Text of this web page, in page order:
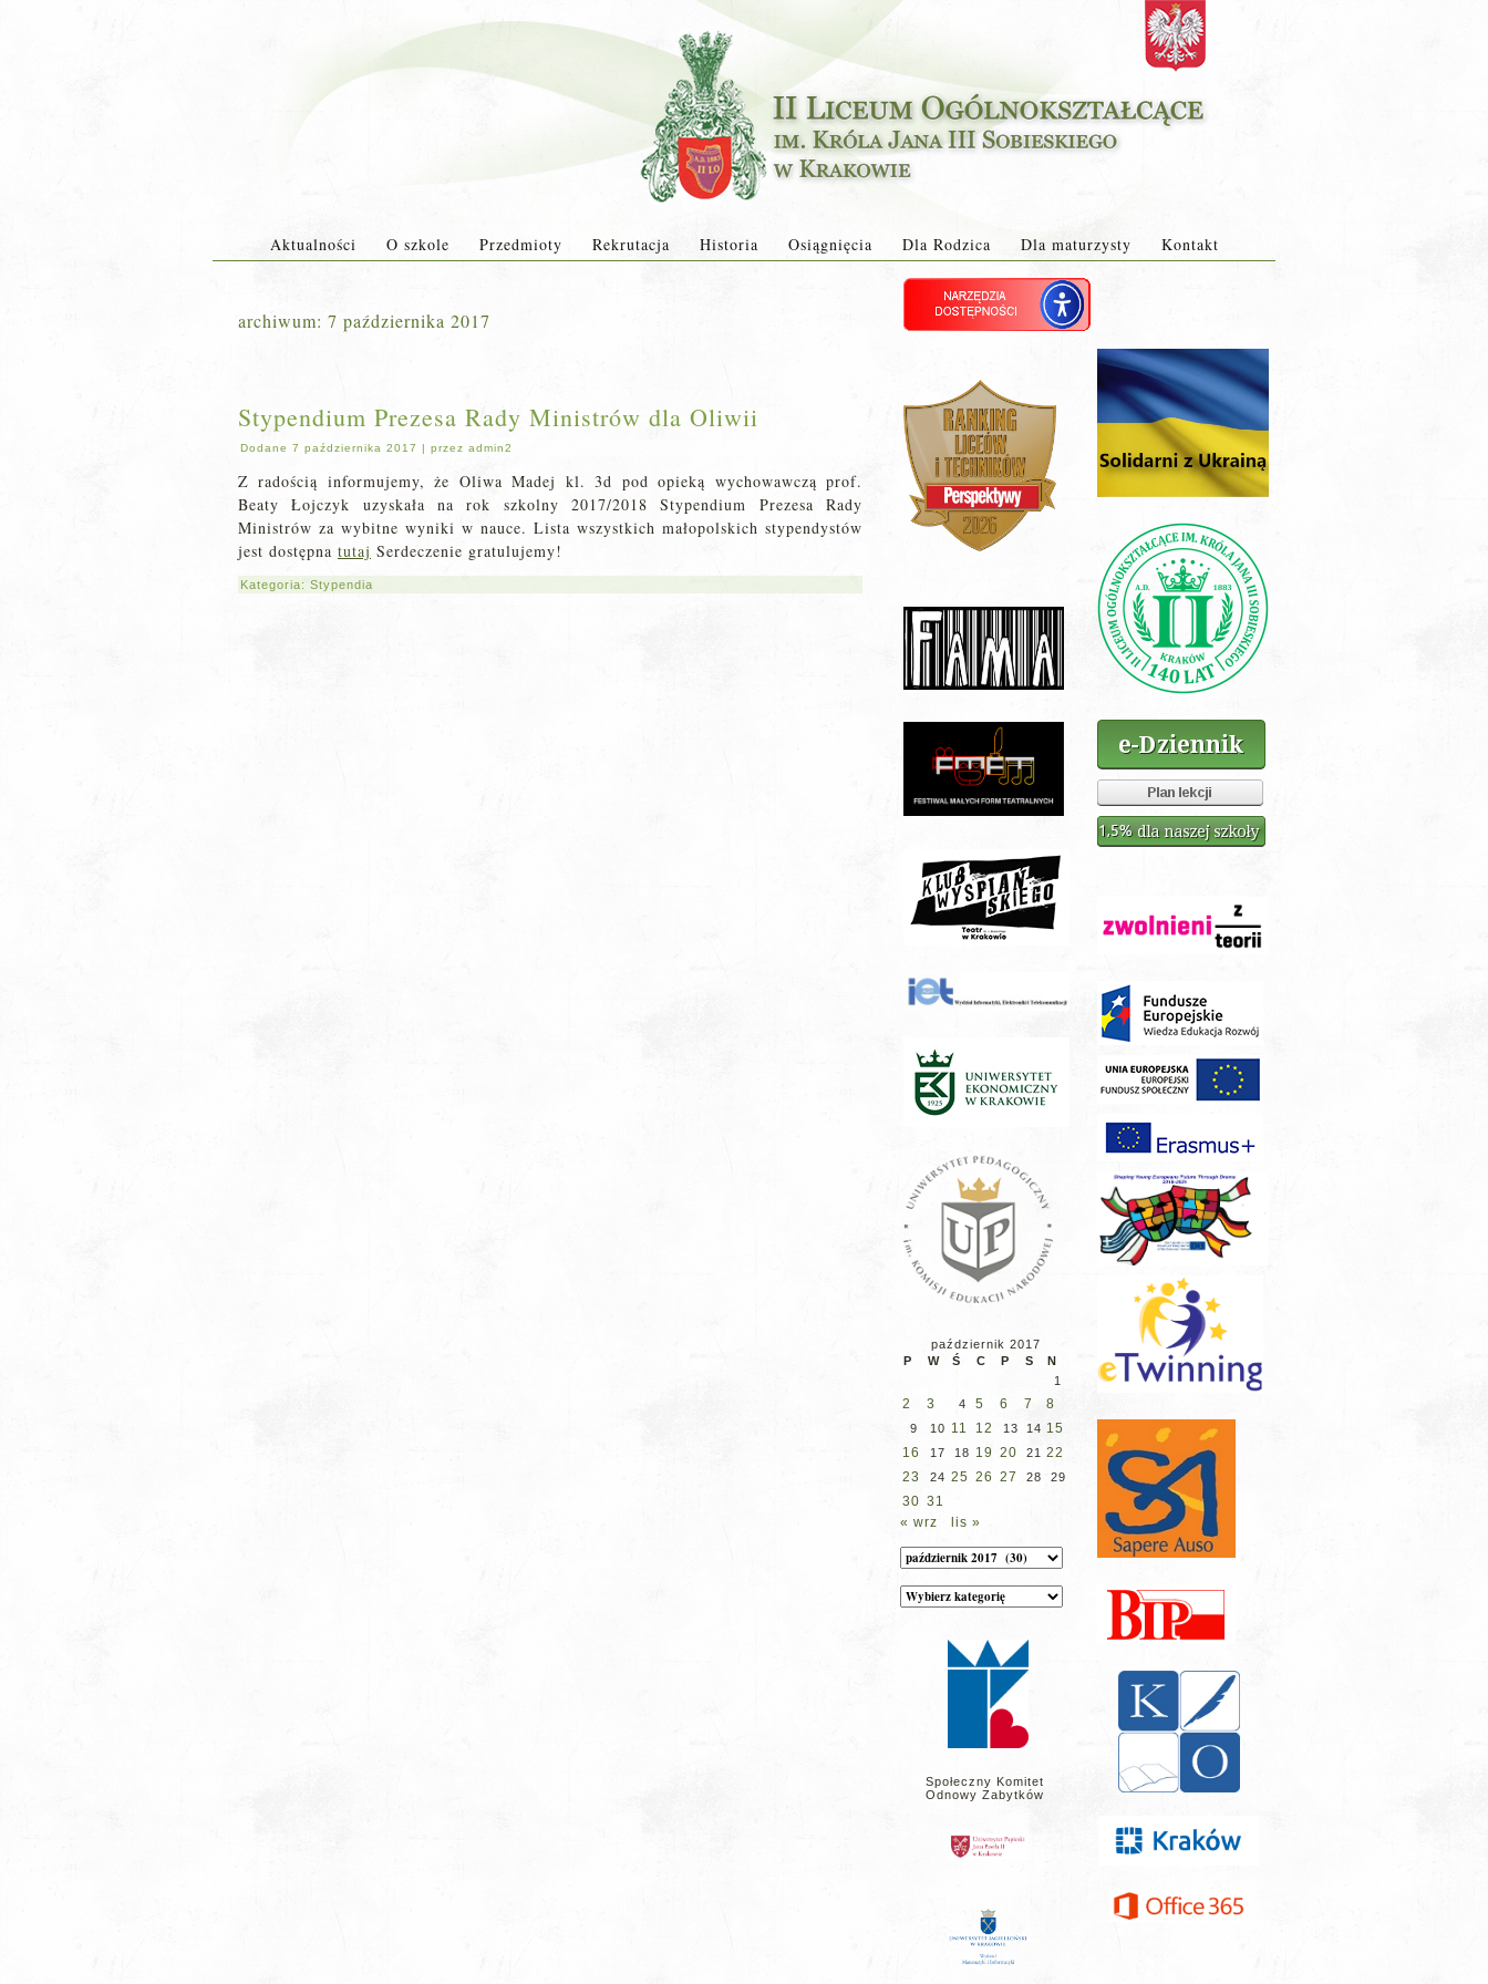
Aktualności O szkole Przedmioty Rekrutacja Historia Osiągnięcia Dla Rodzica Dla maturzysty Kontakt
archiwum: 7 października 2017
Stypendium Prezesa Rady Ministrów dla Oliwii
Dodane 7 października 2017 | przez admin2
Z radością informujemy, że Oliwa Madej kl. 3d pod opieką wychowawczą prof.
Beaty Łojczyk uzyskała na rok szkolny 2017/2018 Stypendium Prezesa Rady
Ministrów za wybitne wyniki w nauce. Lista wszystkich małopolskich stypendystów
jest dostępna tutaj Serdeczenie gratulujemy!
Kategoria: Stypendia
październik 2017
P
W Ś C P S
N
1
2 3 4 5 6 7 8
9 10 11 12 13 14 15
16
17 18 19 20 21 22
23
24 25 26 27 28 29
30 31
« wrz
lis »
Archiwum
Kategorie
wpisów
Społeczny Komitet
Odnowy Zabytków